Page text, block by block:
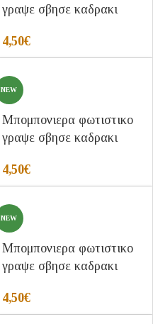
γραψε σβησε καδρακι
4,50€
NEW
Μπομπονιερα φωτιστικο
γραψε σβησε καδρακι
4,50€
NEW
Μπομπονιερα φωτιστικο
γραψε σβησε καδρακι
4,50€